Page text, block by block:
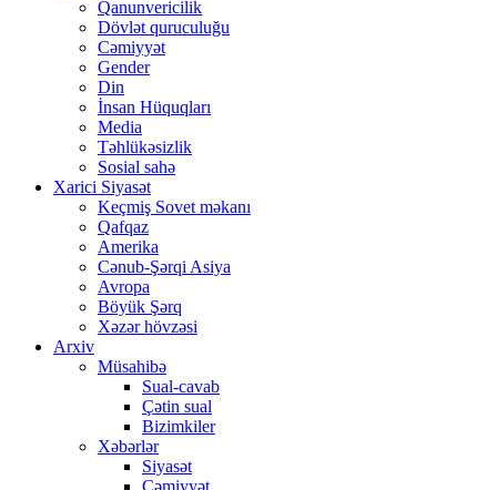
Qanunvericilik
Dövlət quruculuğu
Cəmiyyət
Gender
Din
İnsan Hüquqları
Media
Təhlükəsizlik
Sosial sahə
Xarici Siyasət
Keçmiş Sovet məkanı
Qafqaz
Amerika
Cənub-Şərqi Asiya
Avropa
Böyük Şərq
Xəzər hövzəsi
Arxiv
Müsahibə
Sual-cavab
Çətin sual
Bizimkiler
Xəbərlər
Siyasət
Cəmiyyət